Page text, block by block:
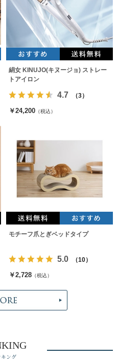
絹女 KINUJO(キヌージョ) ストレー
トアイロン
4.7 （3）
￥24,200 （税込）
モチーフ爪とぎベッドタイプ
5.0 （10）
￥2,728 （税込）
キング